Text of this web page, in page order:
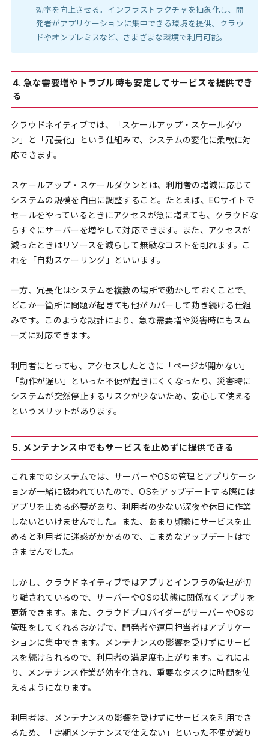
効率を向上させる。インフラストラクチャを抽象化し、開
発者がアプリケーションに集中できる環境を提供。クラウ
ドやオンプレミスなど、さまざまな環境で利用可能。
4. 急な需要増やトラブル時も安定してサービスを提供でき
る
クラウドネイティブでは、「スケールアップ・スケールダウ
ン」と「冗長化」という仕組みで、システムの変化に柔軟に対
応できます。
スケールアップ・スケールダウンとは、利用者の増減に応じて
システムの規模を自由に調整すること。たとえば、ECサイトで
セールをやっているときにアクセスが急に増えても、クラウドな
らすぐにサーバーを増やして対応できます。また、アクセスが
減ったときはリソースを減らして無駄なコストを削れます。こ
れを「自動スケーリング」といいます。
一方、冗長化はシステムを複数の場所で動かしておくことで、
どこか一箇所に問題が起きても他がカバーして動き続ける仕組
みです。このような設計により、急な需要増や災害時にもスム
ーズに対応できます。
利用者にとっても、アクセスしたときに「ページが開かない」
「動作が遅い」といった不便が起きにくくなったり、災害時に
システムが突然停止するリスクが少ないため、安心して使える
というメリットがあります。
5. メンテナンス中でもサービスを止めずに提供できる
これまでのシステムでは、サーバーやOSの管理とアプリケーシ
ョンが一緒に扱われていたので、OSをアップデートする際には
アプリを止める必要があり、利用者の少ない深夜や休日に作業
しないといけませんでした。また、あまり頻繁にサービスを止
めると利用者に迷惑がかかるので、こまめなアップデートはで
きませんでした。
しかし、クラウドネイティブではアプリとインフラの管理が切
り離されているので、サーバーやOSの状態に関係なくアプリを
更新できます。また、クラウドプロバイダーがサーバーやOSの
管理をしてくれるおかげで、開発者や運用担当者はアプリケー
ションに集中できます。メンテナンスの影響を受けずにサービ
スを続けられるので、利用者の満足度も上がります。これによ
り、メンテナンス作業が効率化され、重要なタスクに時間を使
えるようになります。
利用者は、メンテナンスの影響を受けずにサービスを利用でき
るため、「定期メンテナンスで使えない」といった不便が減り